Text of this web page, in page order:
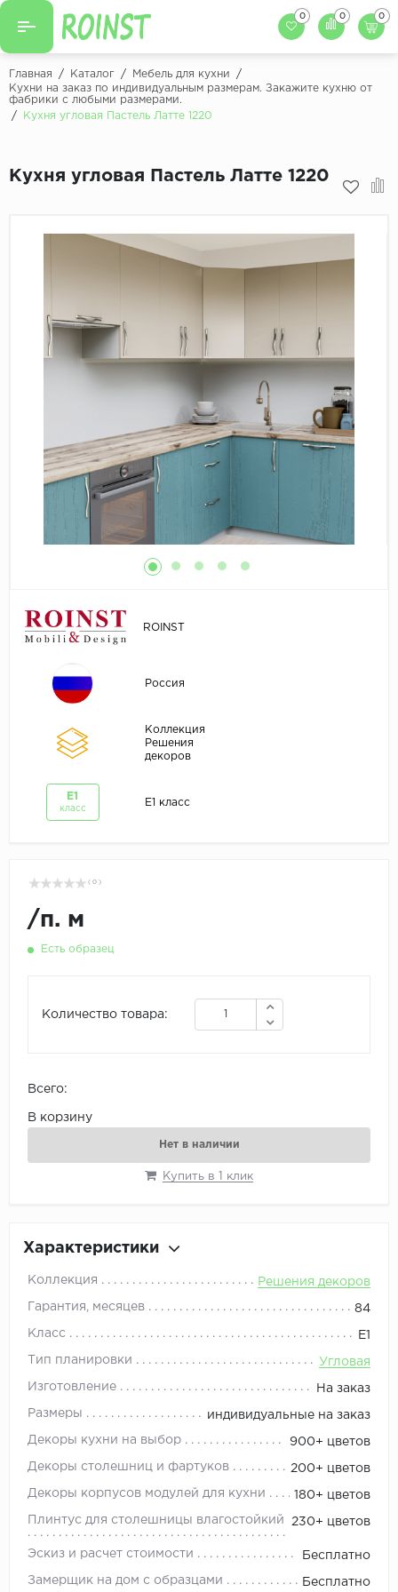
Назад
Кухни на заказ
Кухонный фартук
0 0 0
Главная / Каталог / Мебель для кухни
/
Кухни на заказ по индивидуальным размерам. Закажите кухню от
фабрики с любыми размерами.
/
Кухня угловая Пастель Латте 1220
Кухня угловая Пастель Латте 1220
ROINST
Россия
Коллекция
Решения
декоров
Е1
класс
Е1 класс
( 0 )
/п. м
Есть образец
Количество товара:
Всего:
В корзину
Нет в наличии
Купить в 1 клик
Характеристики
Коллекция Решения декоров
Гарантия, месяцев 84
Класс Е1
Тип планировки Угловая
Изготовление На заказ
Размеры индивидуальные на заказ
Декоры кухни на выбор 900+ цветов
Декоры столешниц и фартуков 200+ цветов
Декоры корпусов модулей для кухни 180+ цветов
Плинтус для столешницы влагостойкий 230+ цветов
Эскиз и расчет стоимости Бесплатно
Замерщик на дом с образцами Бесплатно